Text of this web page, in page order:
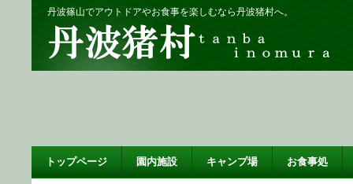
丹波篠山でアウトドアやお食事を楽しむなら丹波猪村へ。
トップページ 園内施設 キャンプ場 お食事処